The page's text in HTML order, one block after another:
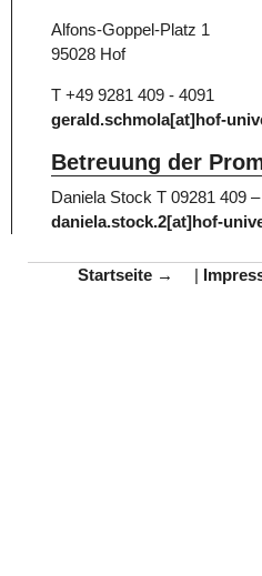
Alfons-Goppel-Platz 1
95028 Hof
T +49 9281 409 - 4091
gerald.schmola[at]hof-
Betreuung der
Daniela Stock T 09281 409
daniela.stock.2[at]hof-
Startseite |